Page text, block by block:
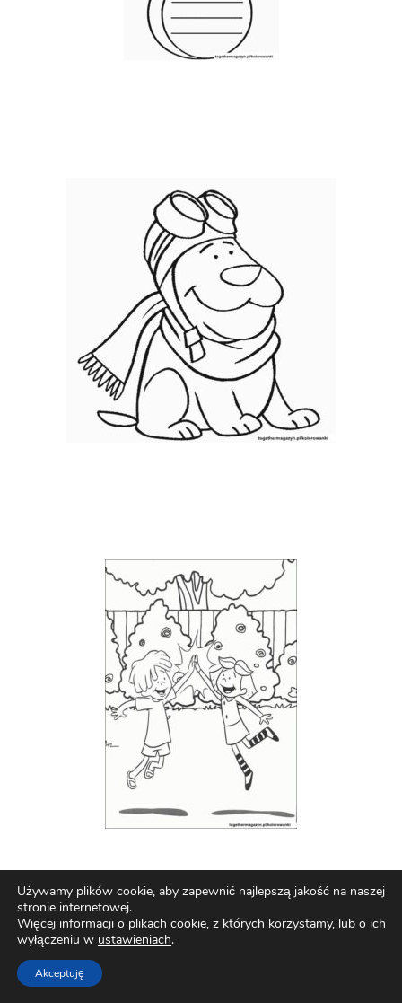
Używamy plików cookie, aby zapewnić najlepszą jakość na naszej
stronie internetowej.
Więcej informacji o plikach cookie, z których korzystamy, lub o ich
wyłączeniu w ustawieniach.
Akceptuję